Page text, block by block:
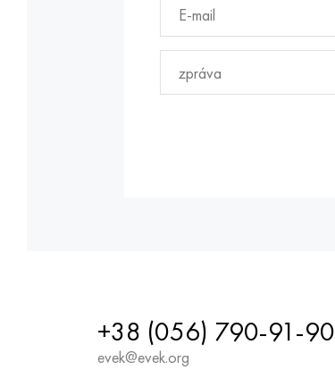
+38 (056) 790-91-90
evek@evek.org